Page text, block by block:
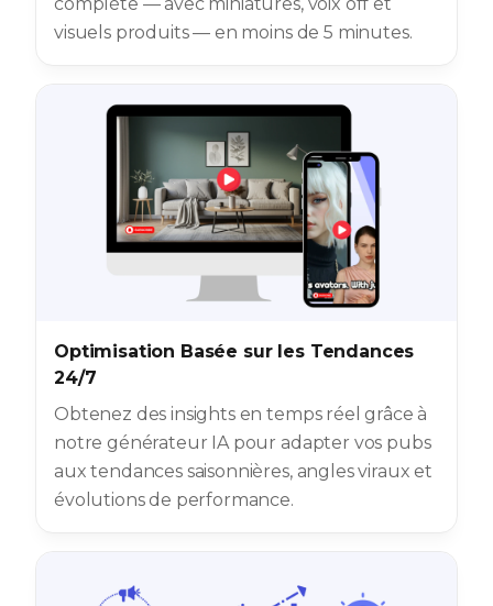
visuels produits — en moins de 5 minutes.
Optimisation Basée sur les Tendances
24/7
Obtenez des insights en temps réel grâce à
notre générateur IA pour adapter vos pubs
aux tendances saisonnières, angles viraux et
évolutions de performance.